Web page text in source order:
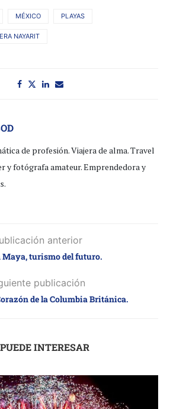
MÉXICO PLAYAS
NAYARIT
de profesión. Viajera de alma. Travel
y fotógrafa amateur. Emprendedora y
anterior
Maya, turismo del futuro.
publicación
de la Columbia Británica.
INTERESAR